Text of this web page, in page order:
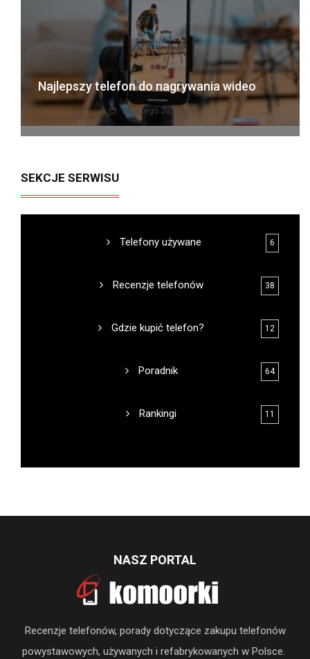
Najlepszy telefon do nagrywania wideo
20 lutego 2026
SEKCJE SERWISU
Telefony używane 6
Recenzje telefonów 38
Gdzie kupić telefon? 12
Poradnik 64
Rankingi 11
NASZ PORTAL
Recenzje telefonów, porady dotyczące zakupu telefonów
powystawowych, używanych i refabrykowanych w Polsce.